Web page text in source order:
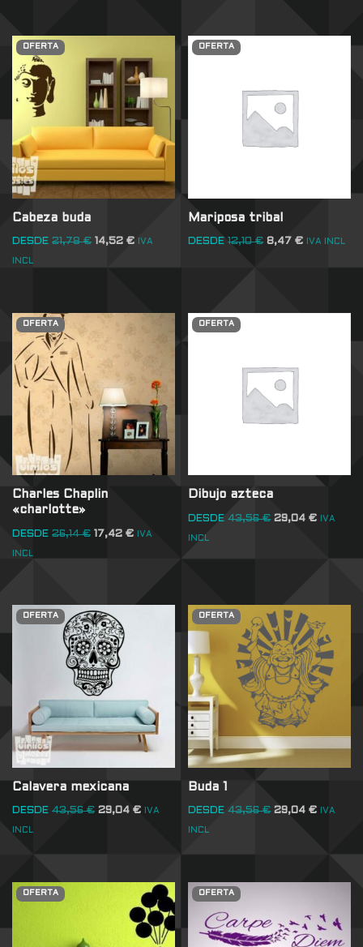
OFERTA
Cabeza buda
DESDE 21,78€ 14,52 € IVA
INCL
OFERTA
Mariposa tribal
DESDE 12,10€ 8,47€ IVA INCL
OFERTA
Charles Chaplin
«charlotte»
DESDE 26,14€ 17,42 € IVA
INCL
OFERTA
Dibujo azteca
DESDE 43,56€ 29,04€ IVA
INCL
OFERTA
Calavera mexicana
DESDE 43,56€ 29,04 € IVA
INCL
OFERTA
Buda 1
DESDE 43,56€ 29,04€ IVA
INCL
OFERTA OFERTA